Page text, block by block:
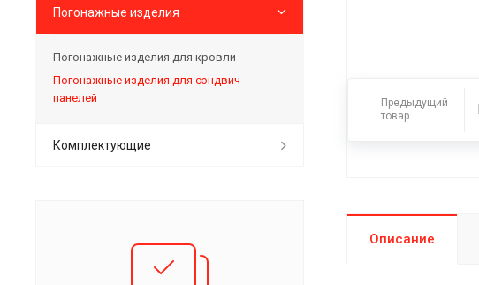
Предыдущий
товар
Описание
Погонажные изделия
Погонажные изделия для кровли
Погонажные изделия для сэндвич-
панелей
Комплектующие